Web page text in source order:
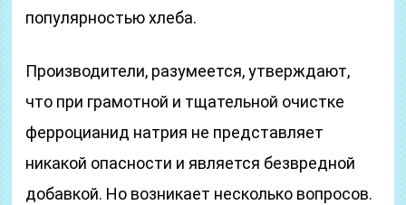
популярностью хлеба.
Производители, разумеется, утверждают,
что при грамотной и тщательной очистке
ферроцианид натрия не представляет
никакой опасности и является безвредной
добавкой. Но возникает несколько вопросов.